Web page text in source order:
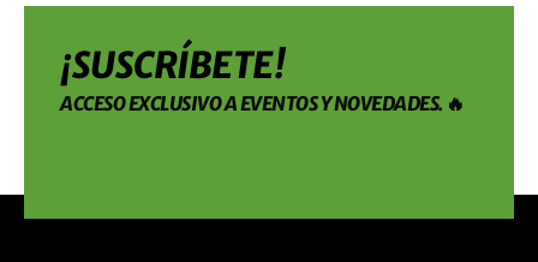
¡SUSCRÍBETE!
ACCESO EXCLUSIVO A EVENTOS Y NOVEDADES. 🔥